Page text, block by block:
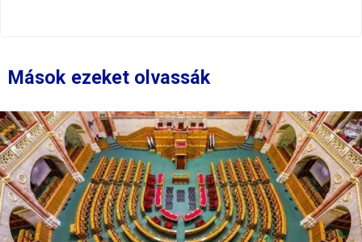
Mások ezeket olvassák